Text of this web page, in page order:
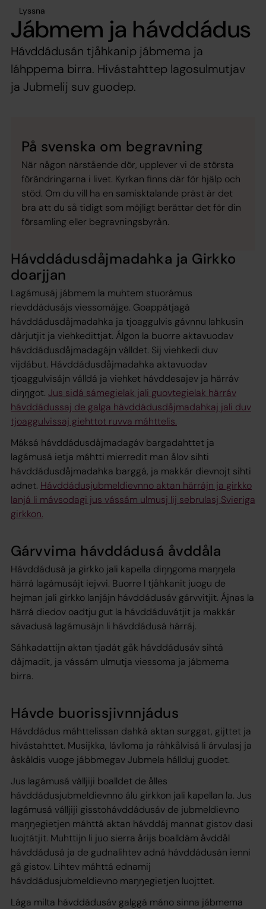
Lyssna
Jábmem ja hávddádus
Hávddádusán tjåhkanip jábmema ja
láhppema birra. Hivástahttep lagosulmutjav
ja Jubmelij suv guodep.
På svenska om begravning
När någon närstående dör, upplever vi de största
förändringarna i livet. Kyrkan finns där för hjälp och
stöd. Om du vill ha en samisktalande präst är det
bra att du så tidigt som möjligt berättar det för din
församling eller begravningsbyrån.
Hávddádusdåjmadahka ja Girkko
doarjjan
Lagámusáj jábmem la muhtem stuorámus
rievddádusájs viessomájge. Goappátjagá
hávddádusdåjmadahka ja tjoaggulvis gávnnu lahkusin
dårjutjit ja viehkedittjat. Álgon la buorre aktavuodav
hávddádusdåjmadagájn válldet. Sij viehkedi duv
vijdábut. Hávddádusdåjmadahka aktavuodav
tjoaggulvisájn válldá ja viehket hávddesajev ja härráv
diŋŋgot. Jus sidá sámegielak jali guovtegielak härráv
hávddádussaj de galga hávddádusdåjmadahkaj jali duv
tjoaggulvissaj giehttot ruvva máhttelis.
Máksá hávddádusdåjmadagáv bargadahttet ja
lagámusá ietja máhtti mierredit man ålov sihti
hávddádusdåjmadahka barggá, ja makkár dievnojt sihti
adnet. Hávddádusjubmeldievnno aktan härrájn ja girkko
lanjá li mávsodagi jus vássám ulmusj lij sebrulasj Svieriga
girkkon.
Gárvvima hávddádusá åvddåla
Hávddádusá ja girkko jali kapella diŋŋgoma maŋŋela
härrá lagámusájt iejvvi. Buorre l tjåhkanit juogu de
hejman jali girkko lanjájn hávddádusáv gárvvitjit. Ájnas la
härrá diedov oadtju gut la hávddáduvátjit ja makkár
sávadusá lagámusájn li hávddádusá hárráj.
Sáhkadattijn aktan tjadát gåk hávddádusáv sihtá
dåjmadit, ja vássám ulmutja viessoma ja jábmema
birra.
Hávde buorissjivnnjádus
Hávddádus máhttelissan dahká aktan surggat, gijttet ja
hivástahttet. Musijkka, lávlloma ja råhkålvisá li árvulasj ja
åskåldis vuoge jábbmegav Jubmela hállduj guodet.
Jus lagámusá válljiji boalldet de ålles
hávddádusjubmeldievnno álu girkkon jali kapellan la. Jus
lagámusá válljiji gisstohávddádusáv de jubmeldievno
maŋŋegietjen máhttá aktan hávddáj mannat gistov dasi
luojtátjit. Muhttijn li juo sierra årijs boalldám åvddål
hávddádusá ja de gudnalihtev adná hávddádusán ienni
gå gistov. Lihtev máhttá ednamij
hávddádusjubmeldievno maŋŋegietjen luojttet.
Lága milta hávddádusáv galggá máno sinna jábmema